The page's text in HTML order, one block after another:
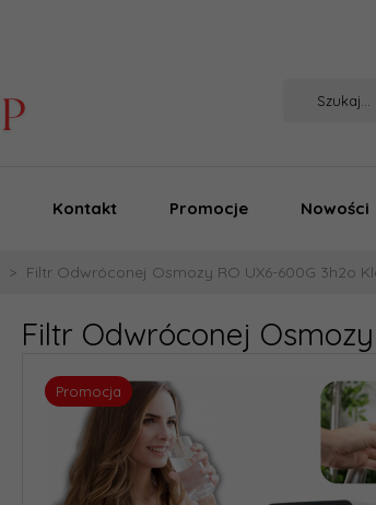
Kontakt Promocje Nowości
Filtr Odwróconej Osmozy RO UX6-600G 3h2o
Filtr Odwróconej
Promocja